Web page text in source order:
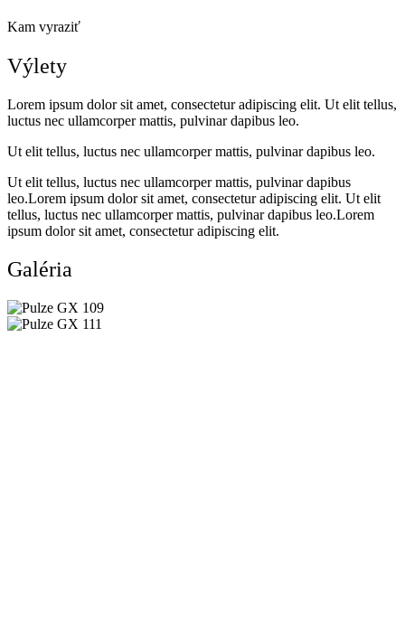
Kam vyraziť
Výlety
Lorem ipsum dolor sit amet, consectetur adipiscing elit. Ut elit tellus,
luctus nec ullamcorper mattis, pulvinar dapibus leo.
Ut elit tellus, luctus nec ullamcorper mattis, pulvinar dapibus leo.
Ut elit tellus, luctus nec ullamcorper mattis, pulvinar dapibus
leo.Lorem ipsum dolor sit amet, consectetur adipiscing elit. Ut elit
tellus, luctus nec ullamcorper mattis, pulvinar dapibus leo.Lorem
ipsum dolor sit amet, consectetur adipiscing elit.
Galéria